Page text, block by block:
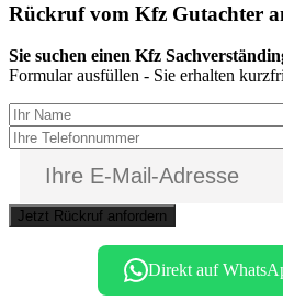
Rückruf vom Kfz Gutachter
Sie suchen einen Kfz
Formular ausfüllen - Sie erhalten
Bitte lasse dieses Feld leer.
Direkt auf